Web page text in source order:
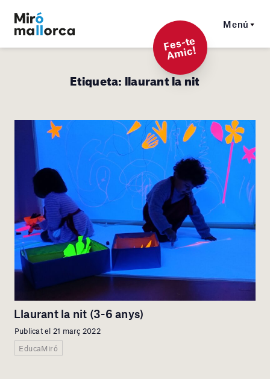
Menú
F
es-t
e
A
mi
c!
Etiqueta: llaurant la nit
Llaurant la nit (3-6 anys)
Publicat el 21 març 2022
EducaMiró